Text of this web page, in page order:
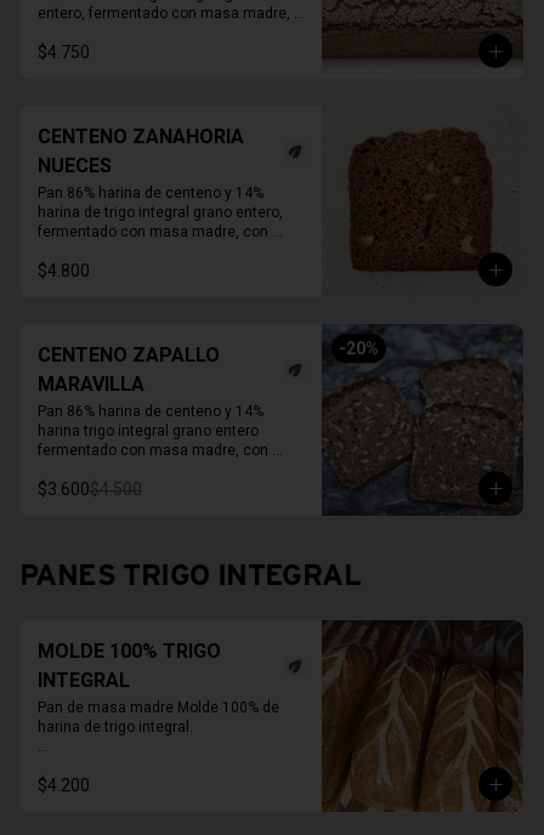
entero, fermentado con masa madre,
activadas.
15 a 20 días.
$4.750
CENTENO ZANAHORIA
NUECES
Pan 86% harina de centeno y 14%
harina de trigo integral grano entero,
fermentado con masa madre, con
un toque de melaza.
$4.800
-20%
CENTENO ZAPALLO
MARAVILLA
Pan 86% harina de centeno y 14%
harina trigo integral grano entero
fermentado con masa madre, con
Molde de 1 KG.
En primavera verano REFRIGERAR
INMEDIATAMENTE.
$3.600$4.500
PANES TRIGO INTEGRAL
MOLDE 100% TRIGO
INTEGRAL
Pan de masa madre Molde 100% de
harina de trigo integral.
moldes de panes pueden cambiar.
$4.200